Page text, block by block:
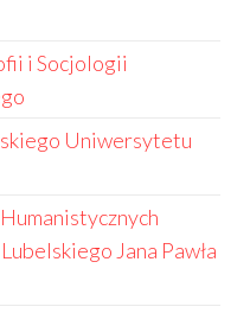
i Socjologii
Uniwersytetu
Jana Pawła